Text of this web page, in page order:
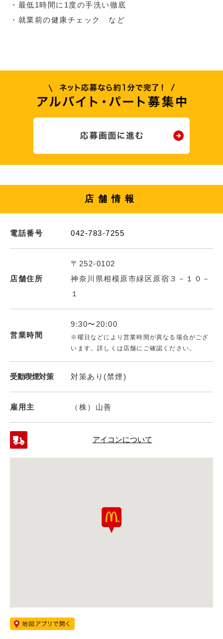
・最低1時間に1度の手洗い徹底
・就業前の健康チェック など
店舗情報
電話番号 042-783-7255
店舗住所
〒252-0102
神奈川県相模原市緑区原宿３－１０－
１
営業時間
9:30〜20:00
※曜日などにより営業時間が異なる場合がござ
います。詳しくは店舗にご確認ください。
受動喫煙対策 対策あり(禁煙)
雇用主 （株）山善
アイコンについて